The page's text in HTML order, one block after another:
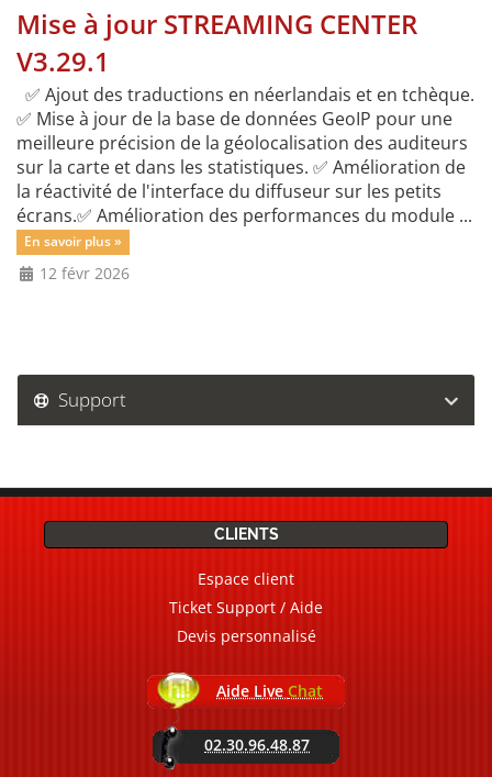
Mise à jour STREAMING CENTER
V3.29.1
✅ Ajout des traductions en néerlandais et en tchèque.
✅ Mise à jour de la base de données GeoIP pour une
meilleure précision de la géolocalisation des auditeurs
sur la carte et dans les statistiques. ✅ Amélioration de
la réactivité de l'interface du diffuseur sur les petits
écrans.✅ Amélioration des performances du module ...
En savoir plus »
12 févr 2026
Support
CLIENTS
Espace client
Ticket Support / Aide
Devis personnalisé
Aide Live Chat
02.30.96.48.87